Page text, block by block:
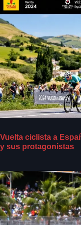
Vuelta ciclista a
y sus protagonistas